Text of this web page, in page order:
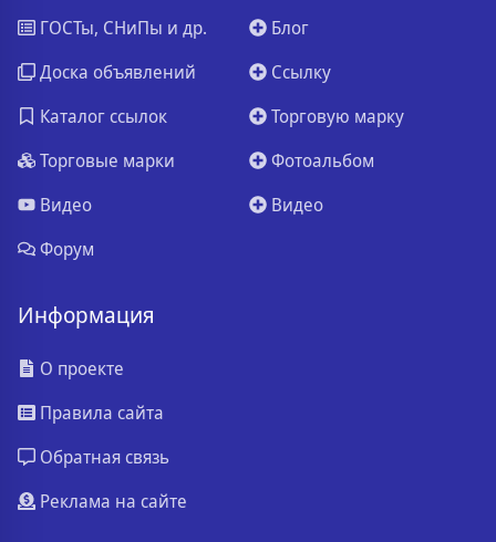
ГОСТы, СНиПы и др.
Доска объявлений
Каталог ссылок
Торговые марки
Видео
Форум
Блог
Ссылку
Торговую марку
Фотоальбом
Видео
Информация
О проекте
Правила сайта
Обратная связь
Реклама на сайте